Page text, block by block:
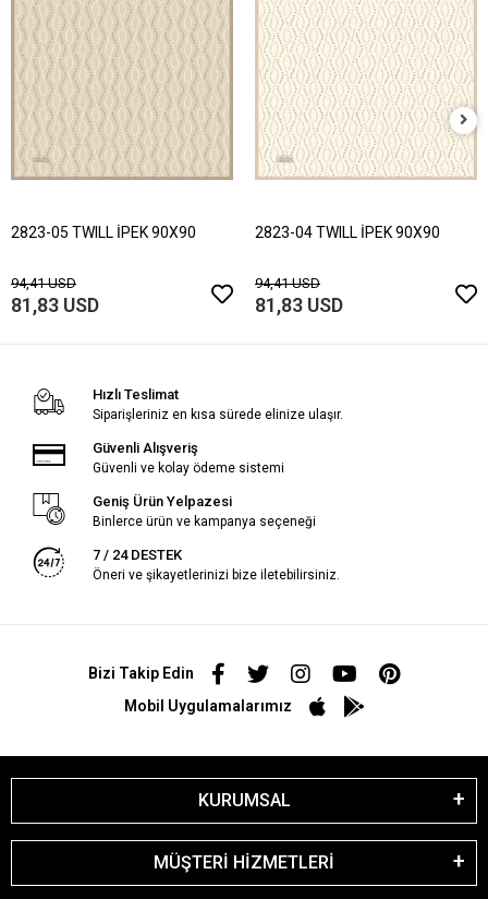
2823-05 TWILL İPEK 90X90
94,41 USD
81,83 USD
2823-04 TWILL İPEK 90X90
94,41 USD
81,83 USD
Hızlı Teslimat
Siparişleriniz en kısa sürede elinize ulaşır.
Güvenli Alışveriş
Güvenli ve kolay ödeme sistemi
Geniş Ürün Yelpazesi
Binlerce ürün ve kampanya seçeneği
7 / 24 DESTEK
Öneri ve şikayetlerinizi bize iletebilirsiniz.
Bizi Takip Edin
Mobil Uygulamalarımız
KURUMSAL
MÜŞTERİ HİZMETLERİ